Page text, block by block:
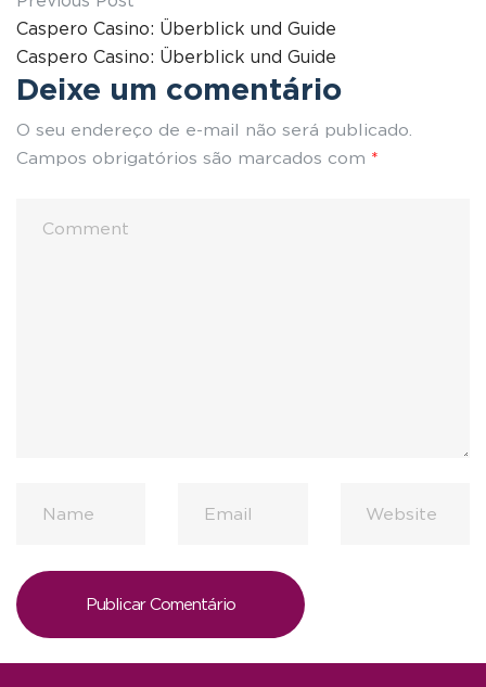
Caspero Casino: Überblick und Guide
Caspero Casino: Überblick und Guide
Deixe um comentário
O seu endereço de e-mail não será publicado.
Campos obrigatórios são marcados com *